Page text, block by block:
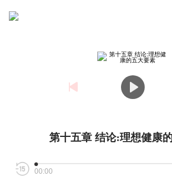
第十五章 结论:理想健康
00:00